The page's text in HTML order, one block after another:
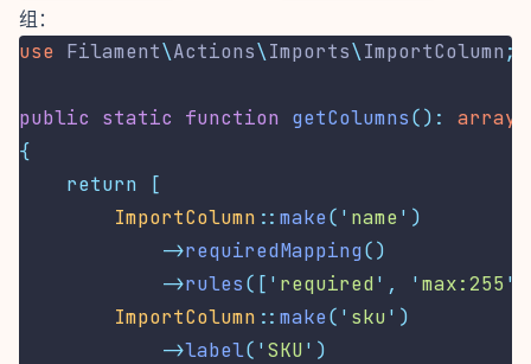
组：
use Filament\Actions\Imports\ImportColumn ;
public static function getColumns():
array
{
return
[
ImportColumn :: make( ' name ' )
->requiredMapping()
->rules([ ' required ' , 'max:255 '
ImportColumn :: make( ' sku ' )
->label( 'SKU ' )